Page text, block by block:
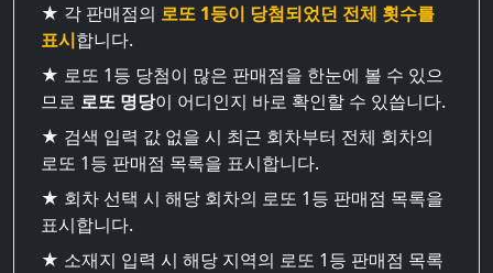
★ 각 판매점의 로또 1등이 당첨되었던 전체 횟수를
표시합니다.
★ 로또 1등 당첨이 많은 판매점을 한눈에 볼 수 있으
므로 로또 명당이 어디인지 바로 확인할 수 있씁니다.
★ 검색 입력 값 없을 시 최근 회차부터 전체 회차의
로또 1등 판매점 목록을 표시합니다.
★ 회차 선택 시 해당 회차의 로또 1등 판매점 목록을
표시합니다.
★ 소재지 입력 시 해당 지역의 로또 1등 판매점 목록